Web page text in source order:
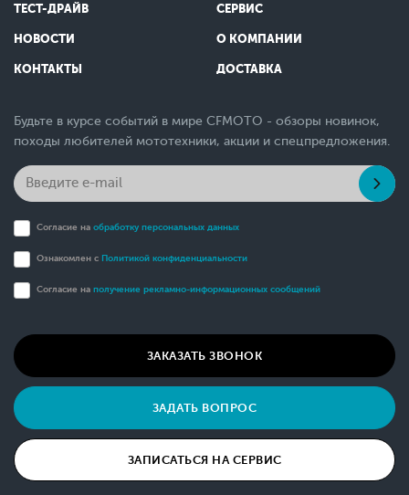
ТЕСТ-ДРАЙВ СЕРВИС
НОВОСТИ О КОМПАНИИ
КОНТАКТЫ ДОСТАВКА
Будьте в курсе событий в мире CFMOTO - обзоры новинок,
походы любителей мототехники, акции и спецпредложения.
Согласие на обработку персональных данных
Ознакомлен с Политикой конфиденциальности
Согласие на получение рекламно-информационных сообщений
ЗАКАЗАТЬ ЗВОНОК
ЗАДАТЬ ВОПРОС
ЗАПИСАТЬСЯ НА СЕРВИС